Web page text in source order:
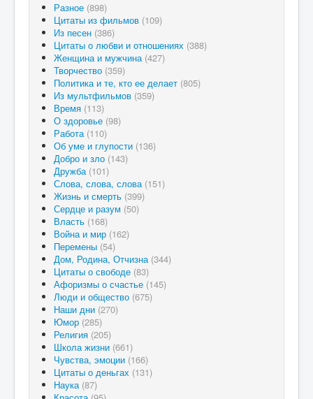
Разное (898)
Цитаты из фильмов (109)
Из песен (386)
Цитаты о любви и отношениях (388)
Женщина и мужчина (427)
Творчество (359)
Политика и те, кто ее делает (805)
Из мультфильмов (359)
Время (113)
О здоровье (98)
Работа (110)
Об уме и глупости (136)
Добро и зло (143)
Дружба (101)
Слова, слова, слова (151)
Жизнь и смерть (399)
Сердце и разум (50)
Власть (168)
Война и мир (162)
Перемены (54)
Дом, Родина, Отчизна (344)
Цитаты о свободе (83)
Афоризмы о счастье (145)
Люди и общество (675)
Наши дни (270)
Юмор (285)
Религия (205)
Школа жизни (661)
Чувства, эмоции (166)
Цитаты о деньгах (131)
Наука (87)